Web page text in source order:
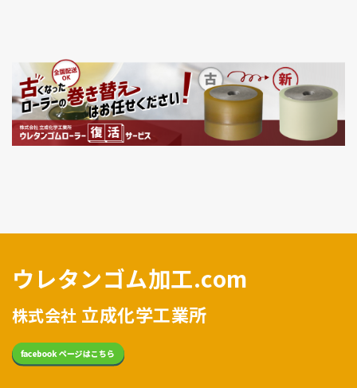
ウレタンゴム加工.com
株式会社 立成化学工業所